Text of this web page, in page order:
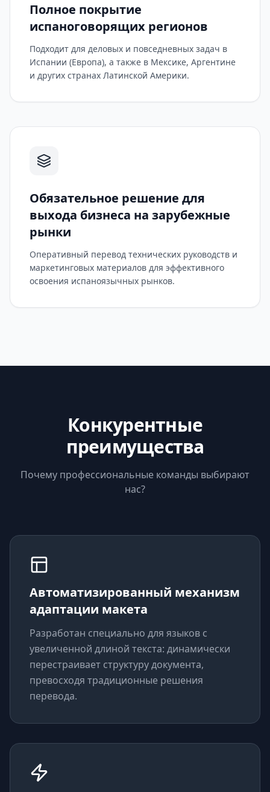
Полное покрытие
испаноговорящих регионов
Подходит для деловых и повседневных задач в
Испании (Европа), а также в Мексике, Аргентине
и других странах Латинской Америки.
Обязательное решение для
выхода бизнеса на зарубежные
рынки
Оперативный перевод технических руководств и
маркетинговых материалов для эффективного
освоения испаноязычных рынков.
Конкурентные
преимущества
Почему профессиональные команды выбирают
нас?
Автоматизированный механизм
адаптации макета
Разработан специально для языков с
увеличенной длиной текста: динамически
перестраивает структуру документа,
превосходя традиционные решения
перевода.